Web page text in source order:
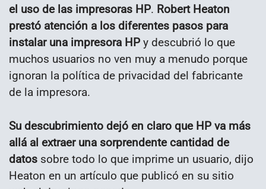
el uso de las impresoras HP. Robert Heaton
prestó atención a los diferentes pasos para
instalar una impresora HP y descubrió lo que
muchos usuarios no ven muy a menudo porque
ignoran la política de privacidad del fabricante
de la impresora.
Su descubrimiento dejó en claro que HP va más
allá al extraer una sorprendente cantidad de
datos sobre todo lo que imprime un usuario, dijo
Heaton en un artículo que publicó en su sitio